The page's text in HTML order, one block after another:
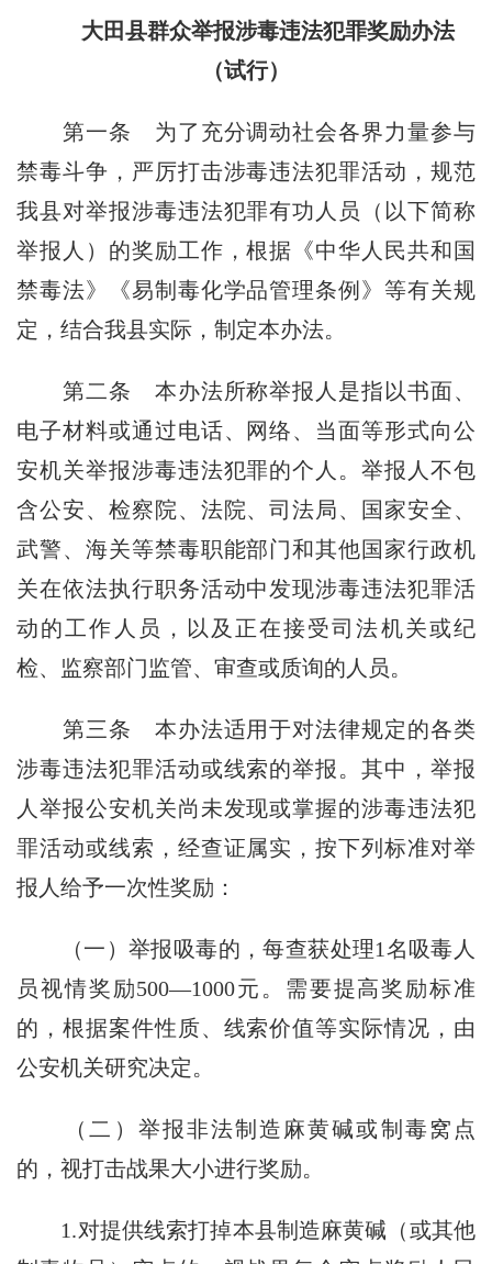
大田县群众举报涉毒违法犯罪奖励办法
（试行）
第一条 为了充分调动社会各界力量参与
禁毒斗争，严厉打击涉毒违法犯罪活动，规范
我县对举报涉毒违法犯罪有功人员（以下简称
举报人）的奖励工作，根据《中华人民共和国
禁毒法》《易制毒化学品管理条例》等有关规
定，结合我县实际，制定本办法。
第二条 本办法所称举报人是指以书面、
电子材料或通过电话、网络、当面等形式向公
安机关举报涉毒违法犯罪的个人。举报人不包
含公安、检察院、法院、司法局、国家安全、
武警、海关等禁毒职能部门和其他国家行政机
关在依法执行职务活动中发现涉毒违法犯罪活
动的工作人员，以及正在接受司法机关或纪
检、监察部门监管、审查或质询的人员。
第三条 本办法适用于对法律规定的各类
涉毒违法犯罪活动或线索的举报。其中，举报
人举报公安机关尚未发现或掌握的涉毒违法犯
罪活动或线索，经查证属实，按下列标准对举
报人给予一次性奖励：
（一）举报吸毒的，每查获处理1名吸毒人
员视情奖励500—1000元。需要提高奖励标准
的，根据案件性质、线索价值等实际情况，由
公安机关研究决定。
（二）举报非法制造麻黄碱或制毒窝点
的，视打击战果大小进行奖励。
1.对提供线索打掉本县制造麻黄碱（或其他